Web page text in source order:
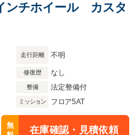
ンチホイール カスタ
走行距離 不明
修復歴 なし
整備 法定整備付
ミッション フロア5AT
無
在庫確認・見積依頼